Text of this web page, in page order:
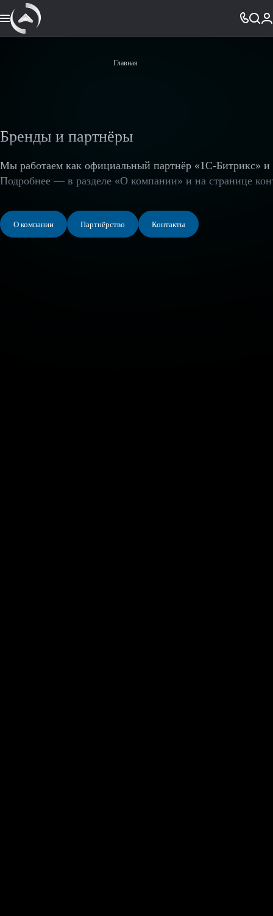
Главная
Бренды и партнёры
Мы работаем как официальный партнёр «1С-Битрикс» и
Подробнее — в разделе «О компании» и на странице
О компании Партнёрство Контакты